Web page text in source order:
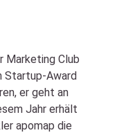
Marketing Club
Startup-Award
er geht an
Jahr erhält
apomap die